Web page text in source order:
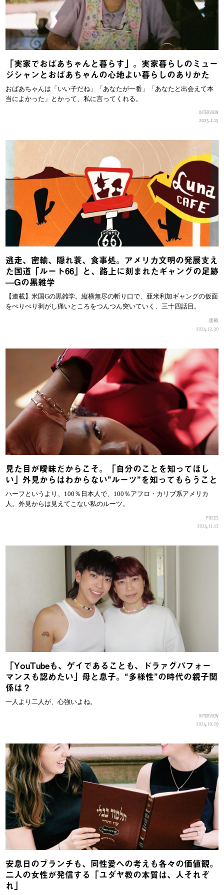
「実家でおばあちゃんと暮らす」。実家暮らしのミュー
ジシャンとおばあちゃんの心地よい暮らしのありかた
おばあちゃんは「いい子だね」「あなたが一番」「あなたと出会えて本
当によかった」とかって、私に言ってくれる。
INTERVIEW
2025.1.15
逃走、密輸、隠れ蓑、食事処。アメリカ文明の発展支え
た国道「ルート66」と、路上に刻まれたギャングの足跡
—Gの黒雑学
【連載】米国Gの黒雑学。縦横無尽の斬り口で、亜米利加ギャングの仮面
をぺりぺり剥がし痛いところをつんつん突いていく、三十四話目。
連載
2024.12.30
見た目が曖昧だからこそ。「自分のことを知ってほし
い」外見からはわからない”ルーツ”を知ってもらうこと
ハーフというより、100％日本人で、100％アフロ・カリブ系アメリカ
人。外見からは見えてこない私のルーツ。
PIECES
2024.11.12
「YouTubeも、ゲイであることも、ドラァグパフォー
マンスも認めたい」母と息子。“多様性”の時代の親子関
係は？
一人より二人が、心強いよね。
INTERVIEW
2024.10.29
安息日のブランチも、同性愛への考えも各々の価値観。
二人の女性が発信する「ユダヤ教の本質は、人それぞ
れ」